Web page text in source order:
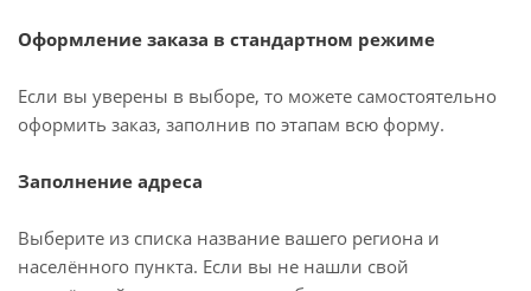
Оформление заказа в стандартном режиме
Если вы уверены в выборе, то можете самостоятельно
оформить заказ, заполнив по этапам всю форму.
Заполнение адреса
Выберите из списка название вашего региона и
населённого пункта. Если вы не нашли свой